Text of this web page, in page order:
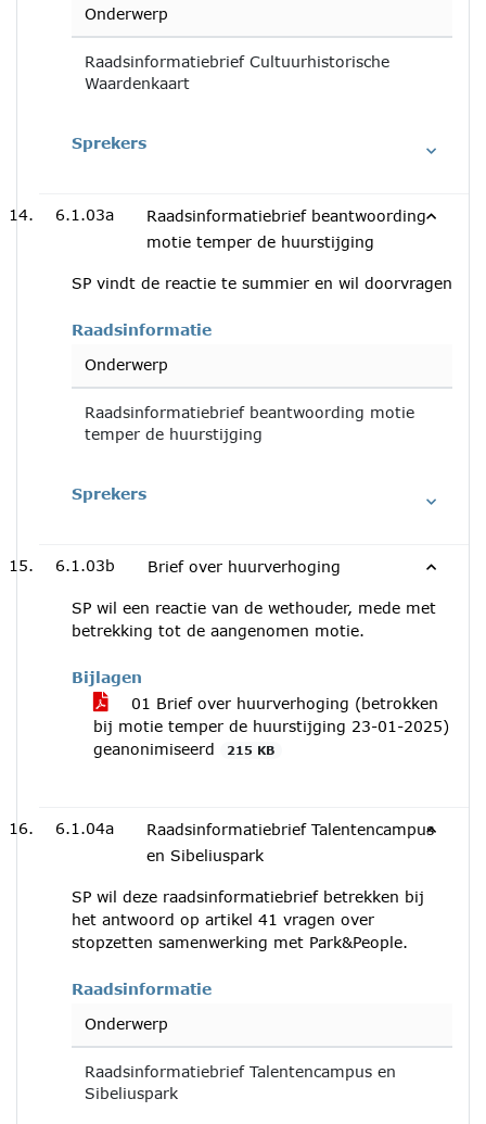
Onderwerp
Raadsinformatiebrief Cultuurhistorische
Waardenkaart
Sprekers
6.1.03a
Raadsinformatiebrief beantwoording
motie temper de huurstijging
SP vindt de reactie te summier en wil doorvragen
Raadsinformatie
Onderwerp
Raadsinformatiebrief beantwoording motie
temper de huurstijging
Sprekers
6.1.03b Brief over huurverhoging
SP wil een reactie van de wethouder, mede met
betrekking tot de aangenomen motie.
Bijlagen
01 Brief over huurverhoging (betrokken
bij motie temper de huurstijging 23-01-2025)
geanonimiseerd
215 KB
6.1.04a
Raadsinformatiebrief Talentencampus
en Sibeliuspark
SP wil deze raadsinformatiebrief betrekken bij
het antwoord op artikel 41 vragen over
stopzetten samenwerking met Park&People.
Raadsinformatie
Onderwerp
Raadsinformatiebrief Talentencampus en
Sibeliuspark